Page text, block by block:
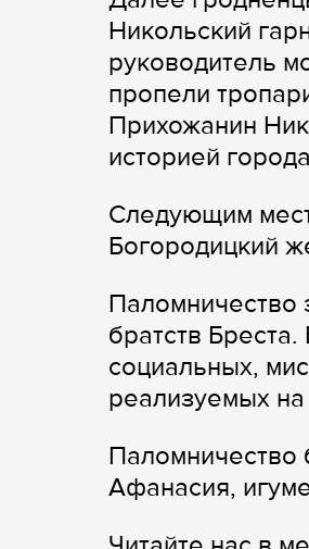
Никольский
руководитель
пропели
Прихожанин
историей
Следующим
Богородицкий
Паломничество
братств
социальных,
реализуемых на
Паломничество
Афанасия,